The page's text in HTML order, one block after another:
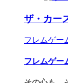
ザ・カー
フレムゲー
フレムゲー